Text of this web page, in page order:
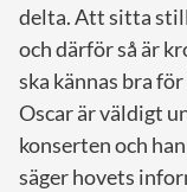
delta. Att sitta
och därför så är
ska kännas bra
Oscar är väldigt
konserten och
säger hovets